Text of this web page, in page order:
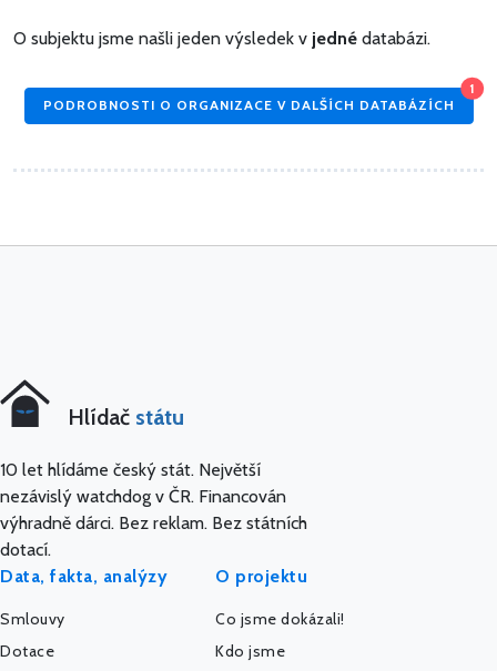
O subjektu jsme našli jeden výsledek v jedné databázi.
PODROBNOSTI O ORGANIZACE V DALŠÍCH DATABÁZÍCH
1
Hlídač státu
10 let hlídáme český stát. Největší
nezávislý watchdog v ČR. Financován
výhradně dárci. Bez reklam. Bez státních
dotací.
Data, fakta, analýzy
Smlouvy
Dotace
O projektu
Co jsme dokázali!
Kdo jsme